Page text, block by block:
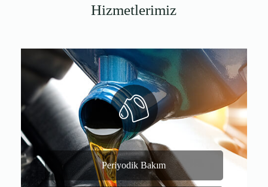
Hizmetlerimiz
Periyodik Bakım